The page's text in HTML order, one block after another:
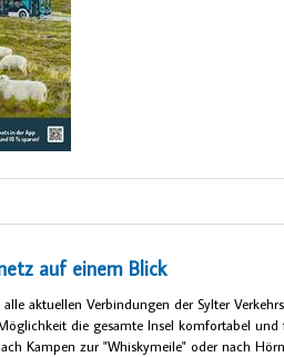
auf einem Blick
aktuellen Verbindungen der Sylter
die gesamte Insel komfortabel
Kampen zur "Whiskymeile" oder nach